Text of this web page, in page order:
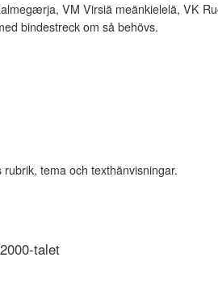
VM Virsiä meänkielelä, VK
bindestreck om så behövs.
tema och texthänvisningar.
talet